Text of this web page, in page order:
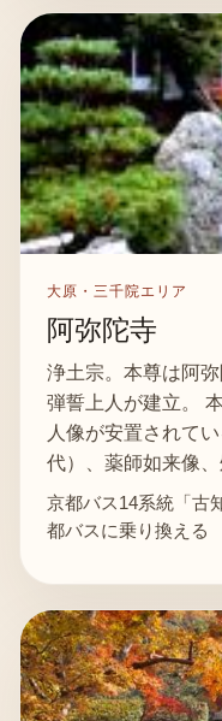
大原・三千院エリア
阿弥陀寺
浄土宗。本尊は阿
弾誓上人が建立。
人像が安置されて
代）、薬師如来像
京都バス14系統「古
都バスに乗り換える